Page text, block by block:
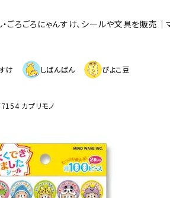
ごろごろにゃんすけ、シールや文具を販売｜
け しばんばん ぴよこ豆
カプリモノ